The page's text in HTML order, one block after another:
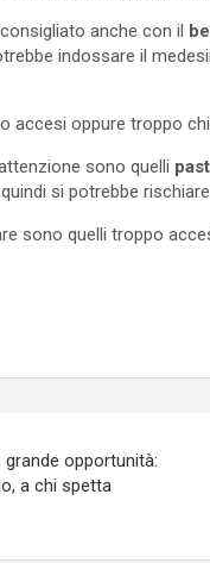
anche con il
indossare il
accesi oppure troppo
sono quelli
si potrebbe
sono quelli troppo
opportunità:
a chi spetta